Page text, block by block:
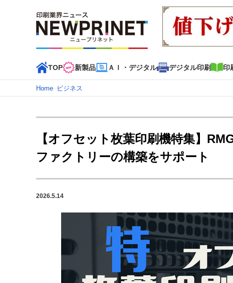
TOP 新製品 ＡＩ・デジタル デジタル印刷 印
インデックス
TOP 新着記事 特集記事 動画コンテンツ
カテゴリー一覧
新商品 新製品 ＡＩ・デジタル デジタル印刷
特集記事カテゴリー一覧
特集・デジタル印刷 ～ 新成長軌道を描く
JFPI印刷用語集 印刷機材年鑑
Home–ビジネス
【オフセット枚葉印刷機特集】
ファクトリーの構築をサポート
2026.5.14